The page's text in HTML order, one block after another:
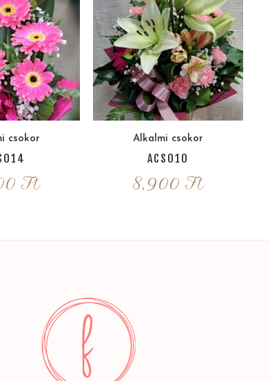
csokor
Ft
Alkalmi csokor
ACS010
8,900 Ft